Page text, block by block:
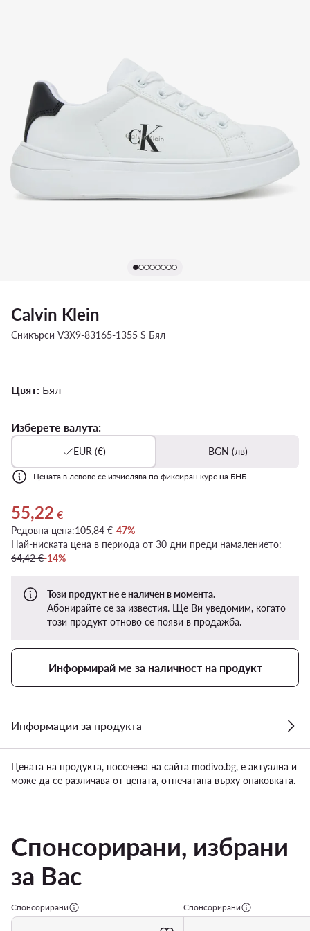
Calvin Klein
Сникърси V3X9-83165-1355 S Бял
Цвят: Бял
Изберете валута:
EUR (€) BGN (лв)
Цената в левове се изчислява по фиксиран курс на БНБ.
Актуална цена 55,22 €
55,22 €
Редовна цена:105,84 €-47%
Най-ниската цена в периода от 30 дни преди намалението:
64,42 €-14%
Този продукт не е наличен в момента.
Абонирайте се за известия. Ще Ви уведомим, когато
този продукт отново се появи в продажба.
Информирай ме за наличност на продукт
Информации за продукта
Цената на продукта, посочена на сайта modivo.bg, е актуална и
може да се различава от цената, отпечатана върху опаковката.
Спонсорирани, избрани
за Вас
Спонсорирани Спонсорирани